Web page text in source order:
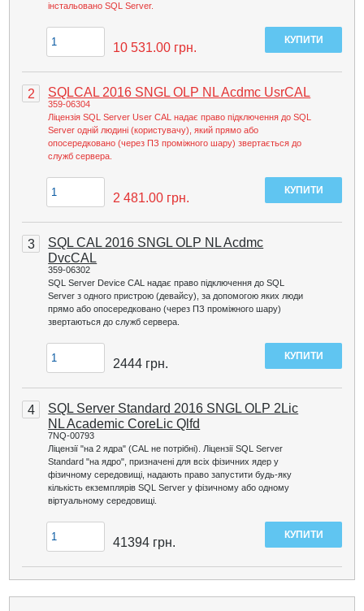
інстальовано SQL Server.
10 531.00 грн.
2 SQLCAL 2016 SNGL OLP NL Acdmc UsrCAL
359-06304
Ліцензія SQL Server User CAL надає право підключення до SQL
Server одній людині (користувачу), який прямо або
опосередковано (через ПЗ проміжного шару) звертається до
служб сервера.
2 481.00 грн.
3
SQL CAL 2016 SNGL OLP NL Acdmc
DvcCAL
359-06302
SQL Server Device CAL надає право підключення до SQL
Server з одного пристрою (девайсу), за допомогою яких люди
прямо або опосередковано (через ПЗ проміжного шару)
звертаються до служб сервера.
2444 грн.
4
SQL Server Standard 2016 SNGL OLP 2Lic
NL Academic CoreLic Qlfd
7NQ-00793
Ліцензії "на 2 ядра" (CAL не потрібні). Ліцензії SQL Server
Standard "на ядро", призначені для всіх фізичних ядер у
фізичному середовищі, надають право запустити будь-яку
кількість екземплярів SQL Server у фізичному або одному
віртуальному середовищі.
41394 грн.